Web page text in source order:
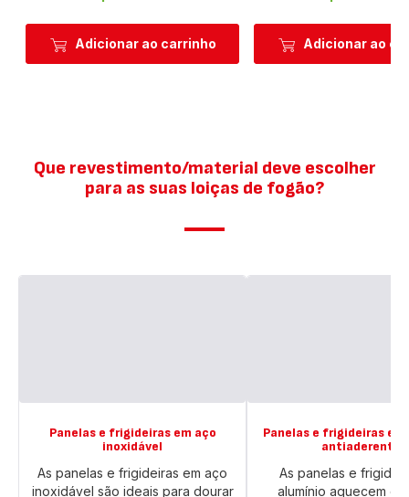
Adicionar ao carrinho Adicionar ao
Que revestimento/material deve escolher
para as suas loiças de fogão?
Panelas e frigideiras em aço
inoxidável
As panelas e frigideiras em aço
inoxidável são ideais para dourar
Panelas e frigideiras
antiaderente
As panelas e
alumínio aquecem